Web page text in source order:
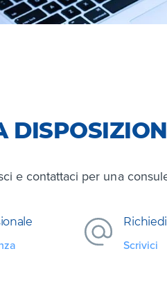
e contattaci per una
Scrivici